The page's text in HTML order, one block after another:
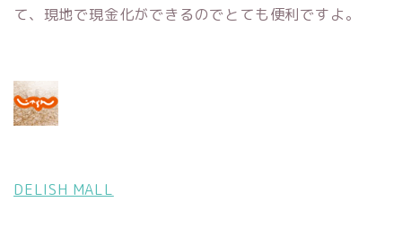
て、現地で現金化ができるのでとても便利ですよ。
DELISH MALL